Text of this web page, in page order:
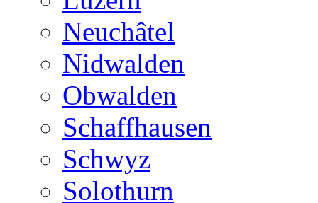
Neuchâtel
Nidwalden
Obwalden
Schaffhausen
Schwyz
Solothurn